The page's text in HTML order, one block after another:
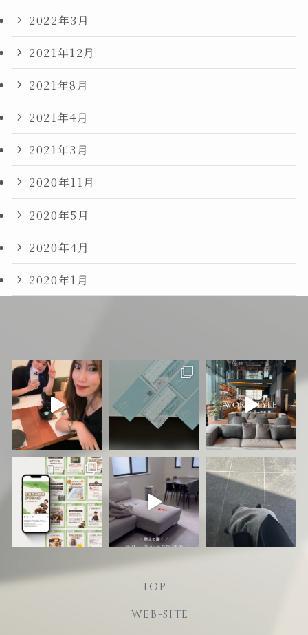
2022年3月
2021年12月
2021年8月
2021年4月
2021年3月
2020年11月
2020年5月
2020年4月
2020年1月
TOP
WEB-SITE